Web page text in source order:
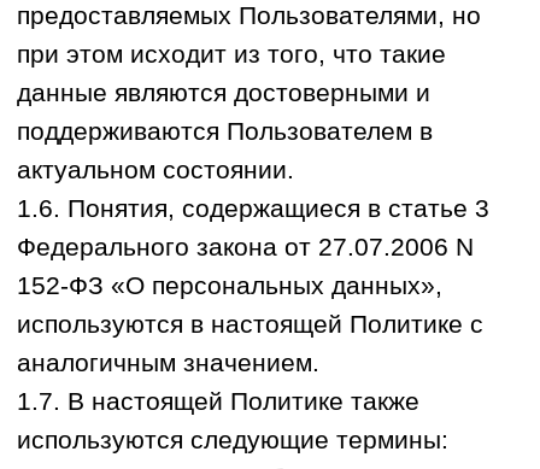
от 27.07.2006 N 152-ФЗ «О персональных
«Сайт» - это совокупность связанных
между собой веб-страниц, размещенных
в сети Интернет по уникальному адресу
(URL): https://orange32.ru
«Субдомены» - это страницы или
совокупность страниц, расположенные
принадлежащие сайтуhttps://orange32.ru,
а также другие временные страницы,
внизу которых указана контактная
информация Оператора.
«Файлы cookie» - данные, которые
автоматически передаются Оператору в
помощью установленного на устройстве